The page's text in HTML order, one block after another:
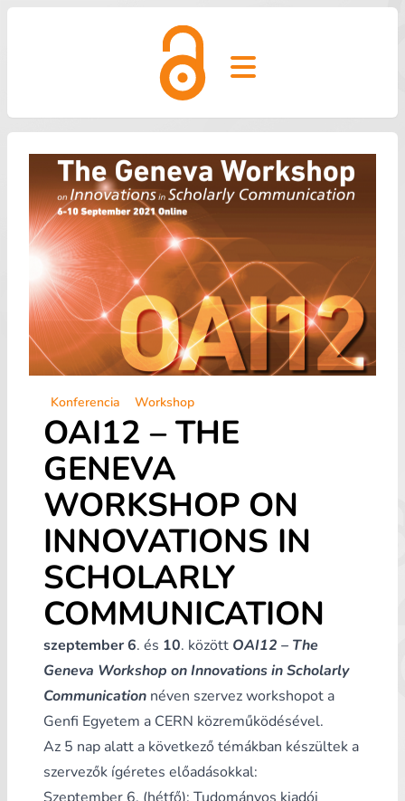
Open main menu
Konferencia Workshop
OAI12 – THE
GENEVA
WORKSHOP ON
INNOVATIONS IN
SCHOLARLY
COMMUNICATION
szeptember 6. és 10. között OAI12 – The
Geneva Workshop on Innovations in Scholarly
Communication néven szervez workshopot a
Genfi Egyetem a CERN közreműködésével.
Az 5 nap alatt a következő témákban készültek a
szervezők ígéretes előadásokkal: